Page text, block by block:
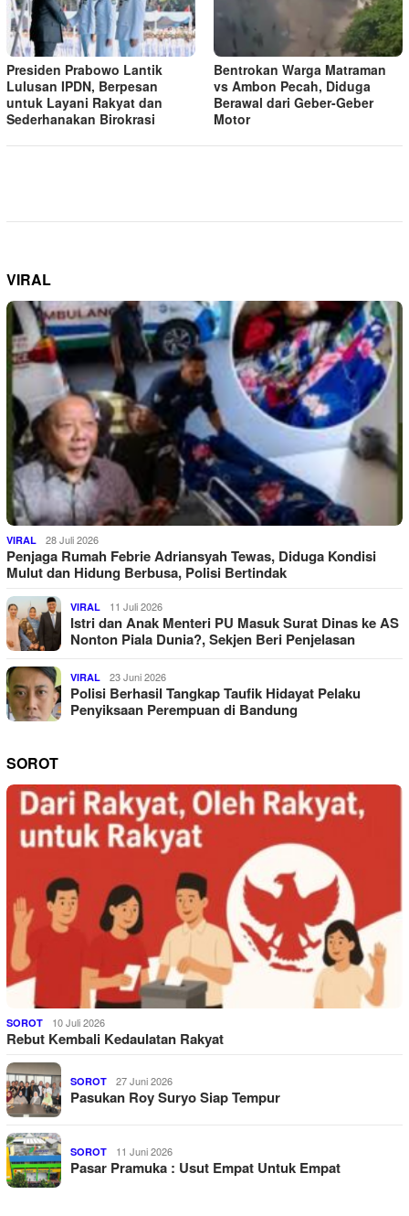
Presiden Prabowo Lantik
Lulusan IPDN, Berpesan
untuk Layani Rakyat dan
Sederhanakan Birokrasi
Bentrokan Warga Matraman
vs Ambon Pecah, Diduga
Berawal dari Geber-Geber
Motor
VIRAL
VIRAL 28 Juli 2026
Penjaga Rumah Febrie Adriansyah Tewas, Diduga Kondisi
Mulut dan Hidung Berbusa, Polisi Bertindak
VIRAL 11 Juli 2026
Istri dan Anak Menteri PU Masuk Surat Dinas ke AS
Nonton Piala Dunia?, Sekjen Beri Penjelasan
VIRAL 23 Juni 2026
Polisi Berhasil Tangkap Taufik Hidayat Pelaku
Penyiksaan Perempuan di Bandung
SOROT
SOROT 10 Juli 2026
Rebut Kembali Kedaulatan Rakyat
SOROT 27 Juni 2026
Pasukan Roy Suryo Siap Tempur
SOROT 11 Juni 2026
Pasar Pramuka : Usut Empat Untuk Empat